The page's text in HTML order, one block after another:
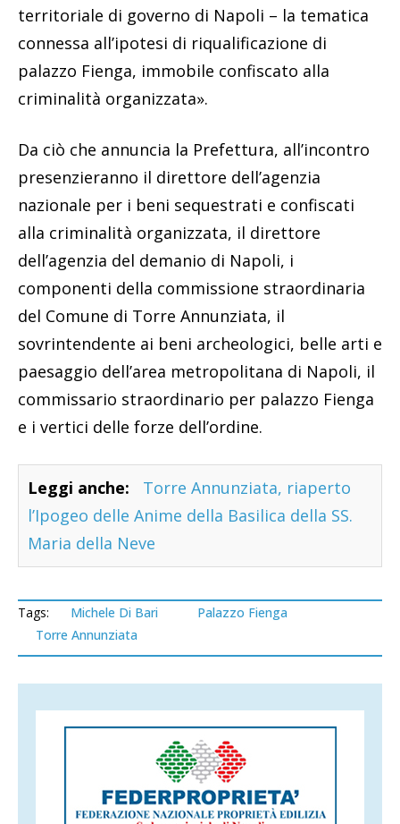
territoriale di governo di Napoli – la tematica
connessa all’ipotesi di riqualificazione di
palazzo Fienga, immobile confiscato alla
criminalità organizzata».
Da ciò che annuncia la Prefettura, all’incontro
presenzieranno il direttore dell’agenzia
nazionale per i beni sequestrati e confiscati
alla criminalità organizzata, il direttore
dell’agenzia del demanio di Napoli, i
componenti della commissione straordinaria
del Comune di Torre Annunziata, il
sovrintendente ai beni archeologici, belle arti e
paesaggio dell’area metropolitana di Napoli, il
commissario straordinario per palazzo Fienga
e i vertici delle forze dell’ordine.
Leggi anche:
Torre Annunziata, riaperto
l’Ipogeo delle Anime della Basilica della SS.
Maria della Neve
Tags: Michele Di Bari
Palazzo Fienga
Torre Annunziata